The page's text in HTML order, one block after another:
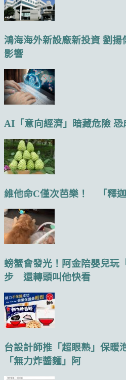
鴻海海外新設廠新投資 劉
影響
AI「意向經濟」暗藏危險 恐
維他命C僅次芭樂！ 「釋
螃蟹會發光！阿金陪嬰兒玩
步 還轉頭叫他快看
台設計師推「超眼熟」保
「無力炸醬麵」阿